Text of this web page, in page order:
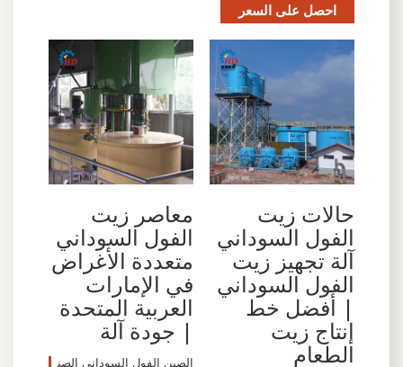
احصل على السعر
حالات زيت
الفول السوداني
آلة تجهيز زيت
الفول السوداني
| أفضل خط
إنتاج زيت
الطعام
معاصر زيت
الفول السوداني
متعددة الأغراض
في الإمارات
العربية المتحدة
| جودة آلة
الصين الفول السوداني الصن